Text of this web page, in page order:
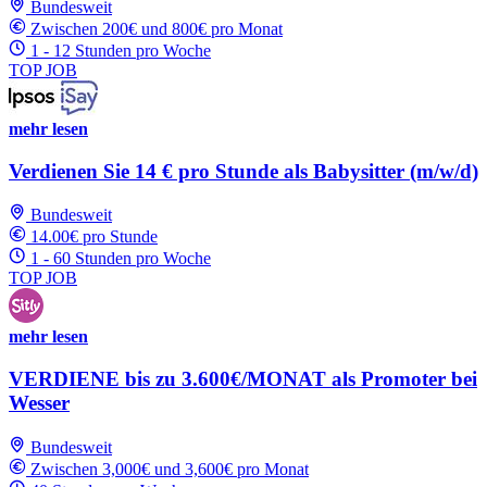
Bundesweit
Zwischen 200€ und 800€ pro Monat
1 - 12 Stunden pro Woche
TOP JOB
mehr lesen
Verdienen Sie 14 € pro Stunde als Babysitter (m/w/d)
Bundesweit
14.00€ pro Stunde
1 - 60 Stunden pro Woche
TOP JOB
mehr lesen
VERDIENE bis zu 3.600€/MONAT als Promoter bei
Wesser
Bundesweit
Zwischen 3,000€ und 3,600€ pro Monat